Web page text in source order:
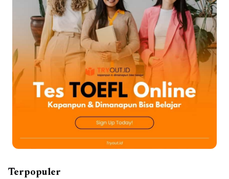
Terpopuler